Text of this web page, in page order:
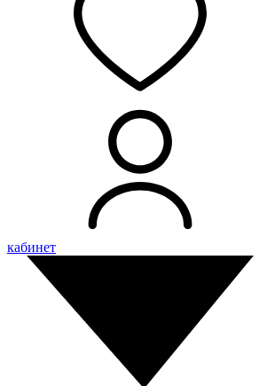
кабинет